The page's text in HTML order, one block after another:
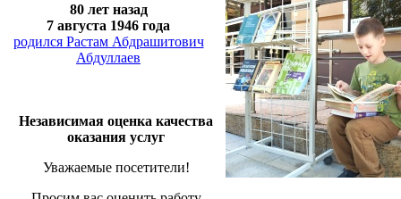
80 лет назад
7 августа 1946 года
родился Растам Абдрашитович
Абдуллаев
Независимая оценка качества
оказания услуг
Уважаемые посетители!